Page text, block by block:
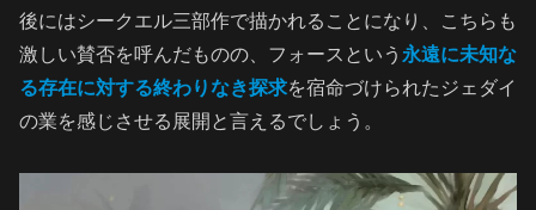
後にはシークエル三部作で描かれることになり、こちらも
激しい賛否を呼んだものの、フォースという 永遠に未知な
る存在に対する終わりなき探求を宿命づけられたジェダイ
の業を感じさせる展開と言えるでしょう。